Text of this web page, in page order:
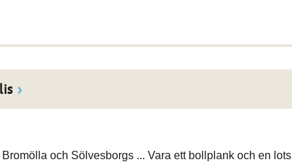
och Sölvesborgs ... Vara ett bollplank och en lots